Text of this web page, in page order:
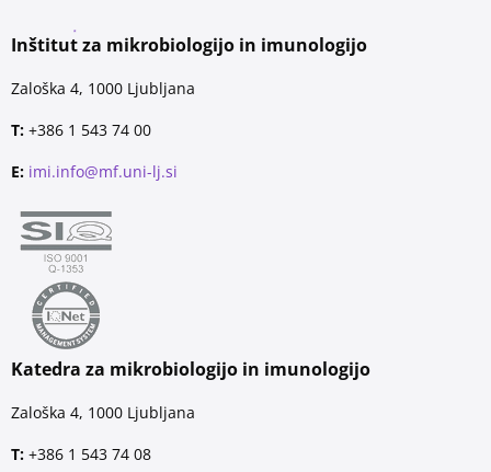
Inštitut za mikrobiologijo in imunologijo
Zaloška 4, 1000 Ljubljana
T: +386 1 543 74 00
E: imi.info@mf.uni-lj.si
Katedra za mikrobiologijo in imunologijo
Zaloška 4, 1000 Ljubljana
T: +386 1 543 74 08